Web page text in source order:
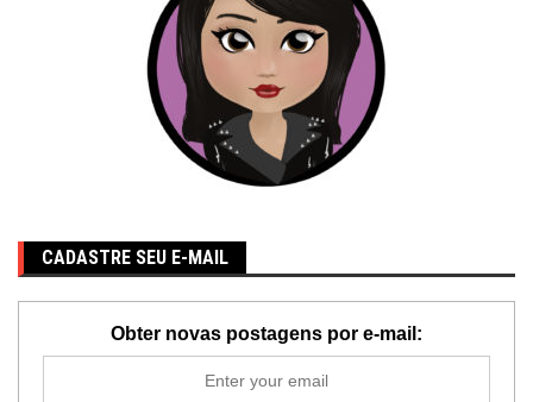
CADASTRE SEU E-MAIL
Obter novas postagens por e-mail: